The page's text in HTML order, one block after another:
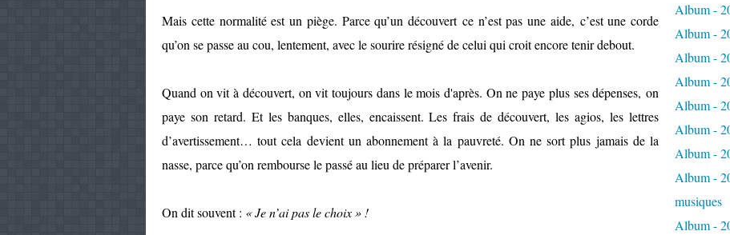
Mais cette normalité est un piège. Parce qu’un découvert ce n’est pas une aide, c’est une corde
qu’on se passe au cou, lentement, avec le sourire résigné de celui qui croit encore tenir debout.
Quand on vit à découvert, on vit toujours dans le mois d'après. On ne paye plus ses dépenses, on
paye son retard. Et les banques, elles, encaissent. Les frais de découvert, les agios, les lettres
d’avertissement… tout cela devient un abonnement à la pauvreté. On ne sort plus jamais de la
nasse, parce qu’on rembourse le passé au lieu de préparer l’avenir.
On dit souvent : « Je n’ai pas le choix » !
Album -
Album -
Album -
Album -
Album -
Album -
Album -
Album -
musiques
Album -